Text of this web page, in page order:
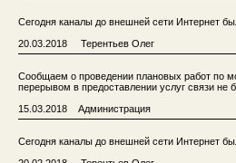
Сегодня каналы до внешней сети Интернет
20.03.2018 Терентьев Олег
Сообщаем о проведении плановых работ по
перерывом в предоставлении услуг связи не
15.03.2018 Администрация
Сегодня каналы до внешней сети Интернет